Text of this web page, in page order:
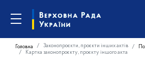
Головна Законопроєкти, проєкти інших актів
Картка законопроєкту, проєкту іншого акта